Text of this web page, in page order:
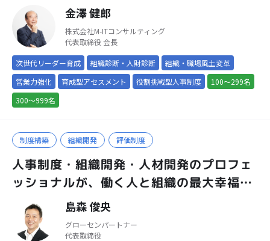
会社 金澤 健郎
株式会社M-ITコンサルティング
代表取締役 会長
次世代リーダー育成 組織診断・人財診断
組織・職場風土変革
営業力強化
育成型アセスメント 役割挑戦型人事制度
100～299名
300～999名
制度構築 組織開発 評価制度
人事制度・組織開発・人材開発のプロフェ
ッショナルが、働く人と組織の最大幸福化
を支援 島森 俊央
グローセンパートナー
代表取締役